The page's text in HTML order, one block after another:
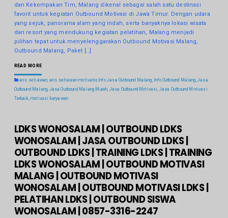
dan Kekompakan Tim, Malang dikenal sebagai salah satu destinasi
favorit untuk kegiatan Outbound Motivasi di Jawa Timur. Dengan udara
yang sejuk, panorama alam yang indah, serta banyaknya lokasi wisata
dan resort yang mendukung kegiatan pelatihan, Malang menjadi
pilihan tepat untuk menyelenggarakan Outbound Motivasi Malang,
Outbound Malang, Paket […]
READ MORE
aris setiawan, aris setiawan motivator, Info Jasa Outbound Malang, Info Outbound Malang,Jasa
Outbound Malang, Jasa Outbound Malang Murah, Jasa Outbound Motivasi, Jasa Outbound Motivasi
Terbaik,motivasi karyawan
LDKS WONOSALAM | OUTBOUND LDKS
WONOSALAM | JASA OUTBOUND LDKS |
OUTBOUND LDKS | TRAINING LDKS | TRAINING
LDKS WONOSALAM | OUTBOUND MOTIVASI
MALANG | OUTBOUND MOTIVASI
WONOSALAM | OUTBOUND MOTIVASI LDKS |
PELATIHAN LDKS | OUTBOUND SISWA
WONOSALAM | 0857-3316-2247